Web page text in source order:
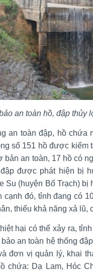
an toàn hồ, đập thủy
an toàn đập, hồ chứa
số 151 hồ được kiểm
bản an toàn, 17 hồ có
được phát hiện bị
Su (huyện Bố Trạch)
cạnh đó, tỉnh đang có
thiếu khả năng xả lũ,
hại có thể xảy ra,
an toàn hệ thống
đơn vị quản lý, khai
chứa: Dạ Lam, Hóc